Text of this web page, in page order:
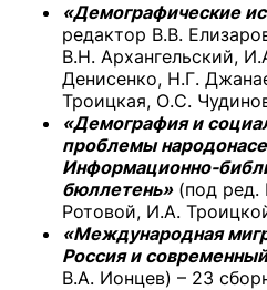
«Демографические
редактор В.В.
В.Н. Архангельский,
Денисенко, Н.Г.
Троицкая, О.С.
«Демография и
проблемы
Информационно-
бюллетень»(под ред.
Ротовой, И.А.
«Международная
Россия и
В.А. Ионцев) – 23